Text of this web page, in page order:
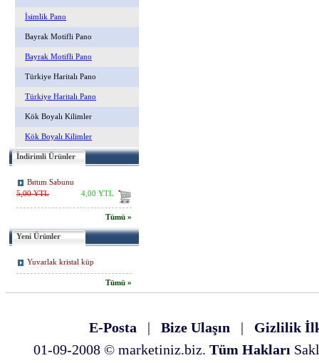
İsimlik Pano
Bayrak Motifli Pano
Bayrak Motifli Pano
Türkiye Haritalı Pano
Türkiye Haritalı Pano
Kök Boyalı Kilimler
Kök Boyalı Kilimler
İndirimli Ürünler
Bıttım Sabunu
5,00 YTL
4,00 YTL
Tümü »
Yeni Ürünler
Yuvarlak kristal küp
Tümü »
E-Posta | Bize Ulaşın | Gizlilik
01-09-2008 © marketiniz.biz. Tüm Hakları